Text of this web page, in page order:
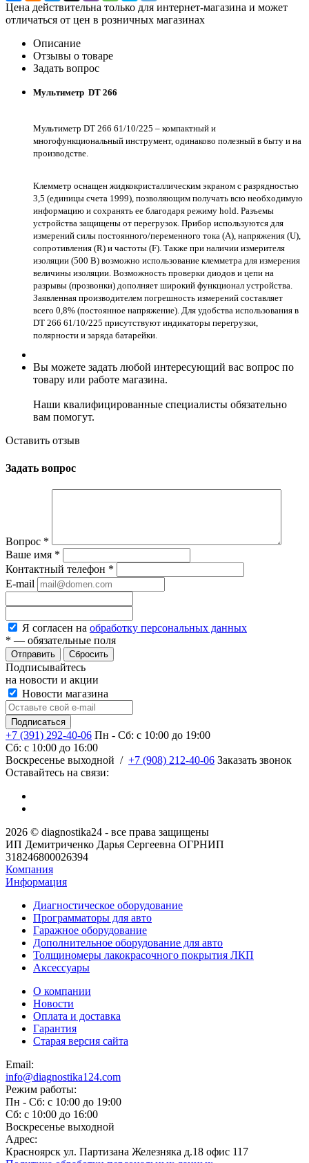
Цена действительна только для интернет-магазина и может
отличаться от цен в розничных магазинах
Описание
Отзывы о товаре
Задать вопрос
Мультиметр DT 266
Мультиметр DT 266 61/10/225 – компактный и
многофункциональный инструмент, одинаково полезный в быту и на
производстве.
Клемметр оснащен жидкокристаллическим экраном с разрядностью
3,5 (единицы счета 1999), позволяющим получать всю необходимую
информацию и сохранять ее благодаря режиму hold. Разъемы
устройства защищены от перегрузок. Прибор используются для
измерений силы постоянного/переменного тока (A), напряжения (U),
сопротивления (R) и частоты (F). Также при наличии измерителя
изоляции (500 В) возможно использование клемметра для измерения
величины изоляции. Возможность проверки диодов и цепи на
разрывы (прозвонки) дополняет широкий функционал устройства.
Заявленная производителем погрешность измерений составляет
всего 0,8% (постоянное напряжение). Для удобства использования в
DT 266 61/10/225 присутствуют индикаторы перегрузки,
полярности и заряда батарейки.
Вы можете задать любой интересующий вас вопрос по
товару или работе магазина.
Наши квалифицированные специалисты обязательно
вам помогут.
Оставить отзыв
Задать вопрос
Вопрос *
Ваше имя *
Контактный телефон *
E-mail
Я согласен на обработку персональных данных
* — обязательные поля
Сбросить
Подписывайтесь
на новости и акции
Новости магазина
+7 (391) 292-40-06 Пн - Сб: c 10:00 до 19:00
Сб: c 10:00 до 16:00
​Воскресенье выходной / +7 (908) 212-40-06 Заказать звонок
Оставайтесь на связи:
2026 © diagnostika24 - все права защищены
ИП Демитриченко Дарья Сергеевна ОГРНИП
318246800026394
Компания
Информация
Диагностическое оборудование
Программаторы для авто
Гаражное оборудование
Дополнительное оборудование для авто
Толщиномеры лакокрасочного покрытия ЛКП
Аксессуары
О компании
Новости
Оплата и доставка
Гарантия
Старая версия сайта
Email:
info@diagnostika124.com
Режим работы:
Пн - Сб: c 10:00 до 19:00
Сб: c 10:00 до 16:00
​Воскресенье выходной
Адрес:
Красноярск ул. Партизана Железняка д.18 офис 117